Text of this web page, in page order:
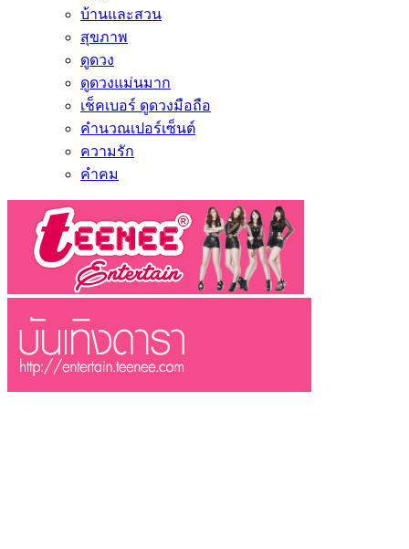
บ้านและสวน
สุขภาพ
ดูดวง
ดูดวงแม่นมาก
เช็คเบอร์ ดูดวงมือถือ
คำนวณเปอร์เซ็นต์
ความรัก
คำคม